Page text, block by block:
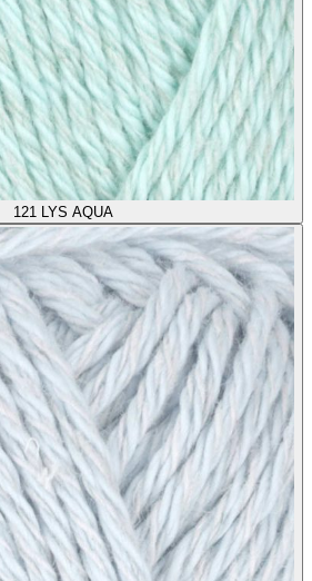
121 LYS AQUA